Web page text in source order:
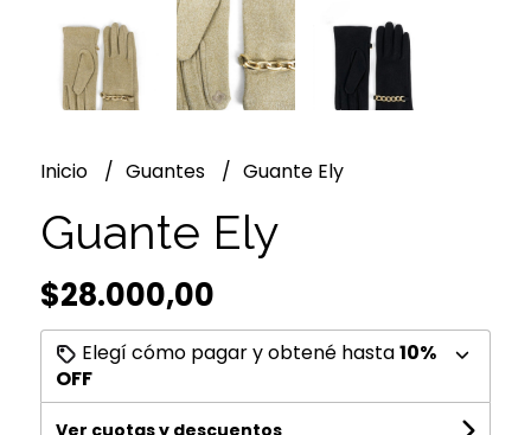
Inicio Guantes Guante Ely
Guante Ely
$28.000,00
Elegí cómo pagar y obtené hasta10%
OFF